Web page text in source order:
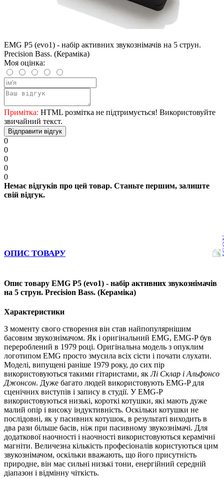
EMG P5 (evo1) - набір активних звукознімачів на 5 струн.
Precision Bass. (Кераміка)
Моя оцінка:
Примітка: HTML розмітка не підтримується! Використовуйте
звичайний текст.
Відправити відгук
0
0
0
0
0
Немає відгуків про цей товар. Станьте першим, залиште
свій відгук.
ОПИС ТОВАРУ
Опис товару EMG P5 (evo1) - набір активних звукознімачів
на 5 струн. Precision Bass. (Кераміка)
Характеристики
З моменту свого створення він став найпопулярнішим
басовим звукознімачом. Як і оригінальний EMG, EMG-P був
перероблений в 1979 році. Оригінальна модель з опуклим
логотипом EMG просто змусила всіх сісти і почати слухати.
Моделі, випущені раніше 1979 року, до сих пір
використовуються такими гітаристами, якЛі Склар і Альфонсо
Джонсон. Дуже багато людей використовують EMG-P для
сценічних виступів і запису в студії. У EMG-P
використовуються низькі, короткі котушки, які мають дуже
малий опір і високу індуктивність. Оскільки котушки не
послідовні, як у пасивних котушок, в результаті виходить в
два рази більше басів, ніж при пасивному звукознімачі. Для
додаткової наочності і наочності використовуються керамічні
магніти. Величезна кількість професіоналів користуються цим
звукознімачом, оскільки вважають, що його присутність
природне, він має сильні низькі тони, енергійний середній
діапазон і відмінну чіткість.